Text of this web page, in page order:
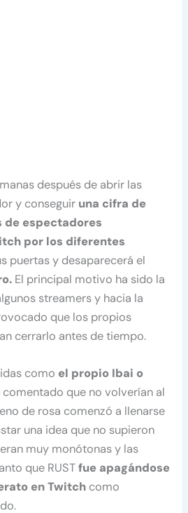
después de abrir las
y conseguir una cifra de
de espectadores
por los diferentes
puertas y desaparecerá el
El principal motivo ha sido la
streamers y hacia la
que los propios
cerrarlo antes de tiempo.
como el propio Ibai o
comentado que no volverían al
de rosa comenzó a llenarse
una idea que no supieron
muy monótonas y las
que RUSTfue apagándose
en Twitch como